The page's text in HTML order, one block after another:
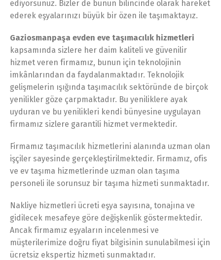
ediyorsunuz. Bizler de bunun bilincinde olarak hareket
ederek eşyalarınızı büyük bir özen ile taşımaktayız.
Gaziosmanpaşa evden eve taşımacılık hizmetleri
kapsamında sizlere her daim kaliteli ve güvenilir
hizmet veren firmamız, bunun için teknolojinin
imkânlarından da faydalanmaktadır. Teknolojik
gelişmelerin ışığında taşımacılık sektöründe de birçok
yenilikler göze çarpmaktadır. Bu yeniliklere ayak
uyduran ve bu yenilikleri kendi bünyesine uygulayan
firmamız sizlere garantili hizmet vermektedir.
Firmamız taşımacılık hizmetlerini alanında uzman olan
işçiler sayesinde gerçekleştirilmektedir. Firmamız, ofis
ve ev taşıma hizmetlerinde uzman olan taşıma
personeli ile sorunsuz bir taşıma hizmeti sunmaktadır.
Nakliye hizmetleri ücreti eşya sayısına, tonajına ve
gidilecek mesafeye göre değişkenlik göstermektedir.
Ancak firmamız eşyaların incelenmesi ve
müşterilerimize doğru fiyat bilgisinin sunulabilmesi için
ücretsiz ekspertiz hizmeti sunmaktadır.